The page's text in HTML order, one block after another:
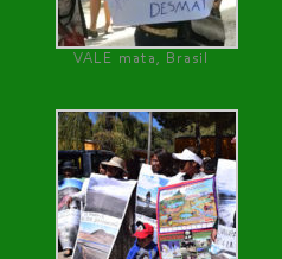
VALE mata, Brasil